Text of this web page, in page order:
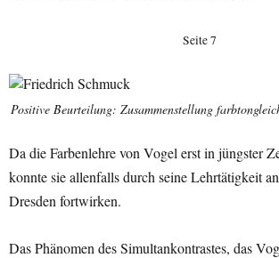
Seite 7
Positive Beurteilung: Zusammenstellung
Da die Farbenlehre von Vogel erst in jüngster
konnte sie allenfalls durch seine Lehrtätigkeit
Dresden fortwirken.
Das Phänomen des Simultankontrastes, das